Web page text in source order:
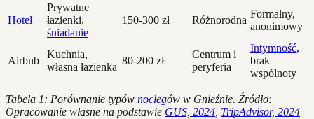
Hotel
Prywatne
łazienki,
śniadanie
150-300 zł Różnorodna
Formalny,
anonimowy
Airbnb
Kuchnia,
własna łazienka
80-200 zł
Centrum i
peryferia
Intymność,
brak
wspólnoty
Tabela 1: Porównanie typów noclegów w Gnieźnie. Źródło:
Opracowanie własne na podstawie GUS, 2024 TripAdvisor, 2024